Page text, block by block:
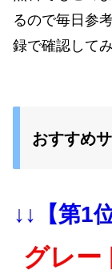
るので毎日参
録で確認して
おすすめ
↓↓【第1
グレー